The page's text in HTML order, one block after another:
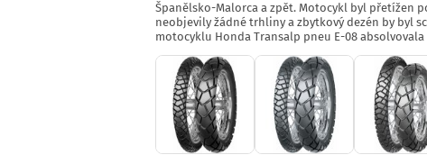
Španělsko-Malorca a zpět. Motocykl byl přetížen
neobjevily žádné trhliny a zbytkový dezén by byl
motocyklu Honda Transalp pneu E-08